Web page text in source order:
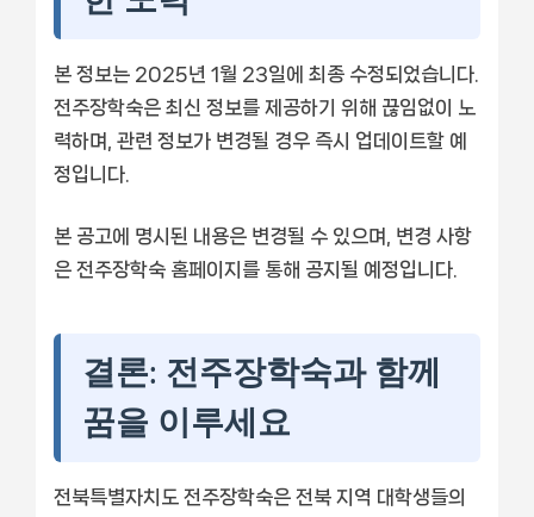
본 정보는 2025년 1월 23일에 최종 수정되었습니다.
전주장학숙은 최신 정보를 제공하기 위해 끊임없이 노
력하며, 관련 정보가 변경될 경우 즉시 업데이트할 예
정입니다.
본 공고에 명시된 내용은 변경될 수 있으며, 변경 사항
은 전주장학숙 홈페이지를 통해 공지될 예정입니다.
결론: 전주장학숙과 함께
꿈을 이루세요
전북특별자치도 전주장학숙은 전북 지역 대학생들의